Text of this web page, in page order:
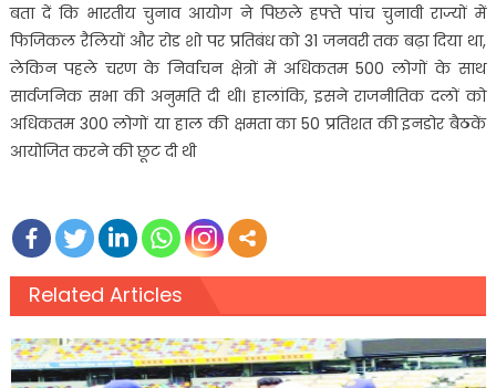
बता दें कि भारतीय चुनाव आयोग ने पिछले हफ्ते पांच चुनावी राज्यों में
फिजिकल रैलियों और रोड शो पर प्रतिबंध को 31 जनवरी तक बढ़ा दिया था,
लेकिन पहले चरण के निर्वाचन क्षेत्रों में अधिकतम 500 लोगों के साथ
सार्वजनिक सभा की अनुमति दी थी। हालांकि, इसने राजनीतिक दलों को
अधिकतम 300 लोगों या हाल की क्षमता का 50 प्रतिशत की इनडोर बैठकें
आयोजित करने की छूट दी थी
Related Articles